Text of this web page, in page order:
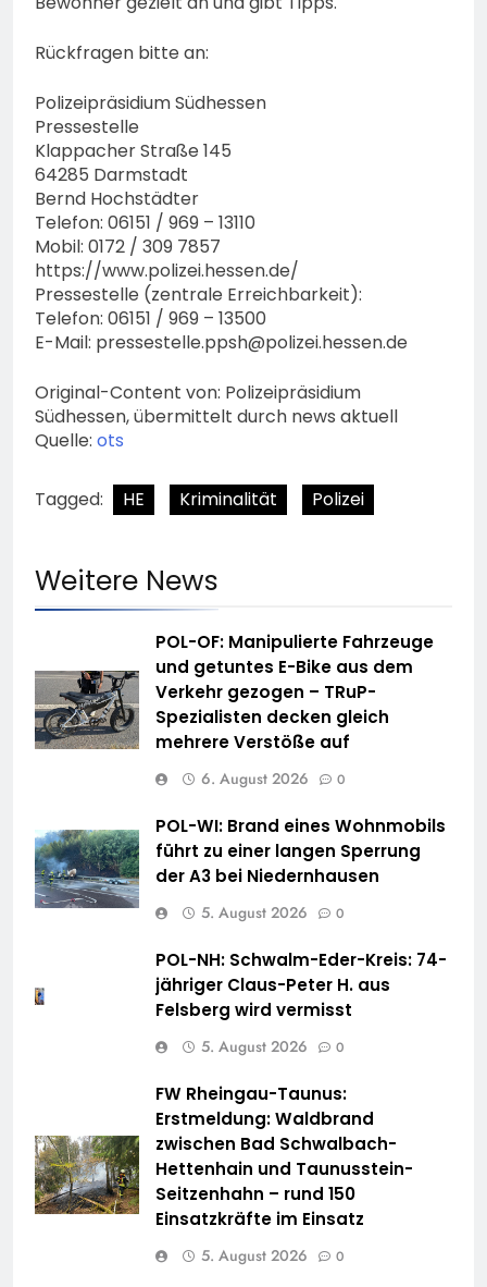
Rückfragen bitte an:
Polizeipräsidium Südhessen
Pressestelle
Klappacher Straße 145
64285 Darmstadt
Bernd Hochstädter
Telefon: 06151 / 969 – 13110
Mobil: 0172 / 309 7857
https://www.polizei.hessen.de/
Pressestelle (zentrale Erreichbarkeit):
Telefon: 06151 / 969 – 13500
E-Mail: pressestelle.ppsh@polizei.hessen.de
Original-Content von: Polizeipräsidium
Südhessen, übermittelt durch news aktuell
Quelle: ots
Tagged: HE Kriminalität Polizei
Weitere News
POL-OF: Manipulierte Fahrzeuge
und getuntes E-Bike aus dem
Verkehr gezogen – TRuP-
Spezialisten decken gleich
mehrere Verstöße auf
6. August 2026 0
POL-WI: Brand eines Wohnmobils
führt zu einer langen Sperrung
der A3 bei Niedernhausen
5. August 2026 0
POL-NH: Schwalm-Eder-Kreis: 74-
jähriger Claus-Peter H. aus
Felsberg wird vermisst
5. August 2026 0
FW Rheingau-Taunus:
Erstmeldung: Waldbrand
zwischen Bad Schwalbach-
Hettenhain und Taunusstein-
Seitzenhahn – rund 150
Einsatzkräfte im Einsatz
5. August 2026 0